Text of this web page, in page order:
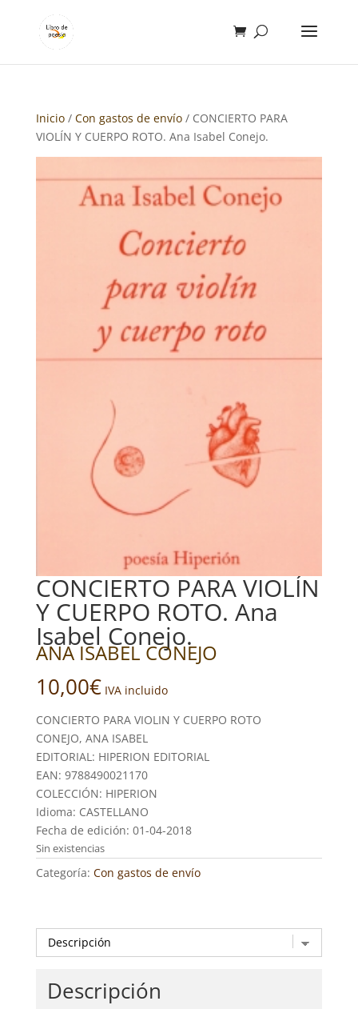
Inicio/ Con gastos de envío/ CONCIERTO PARA
VIOLÍN Y CUERPO ROTO. Ana Isabel Conejo.
CONCIERTO PARA VIOLÍN
Y CUERPO ROTO. Ana
Isabel Conejo.
ANA ISABEL CONEJO
10,00€ IVA incluido
CONCIERTO PARA VIOLIN Y CUERPO ROTO
CONEJO, ANA ISABEL
EDITORIAL: HIPERION EDITORIAL
EAN: 9788490021170
COLECCIÓN: HIPERION
Idioma: CASTELLANO
Fecha de edición: 01-04-2018
Sin existencias
Categoría: Con gastos de envío
Descripción